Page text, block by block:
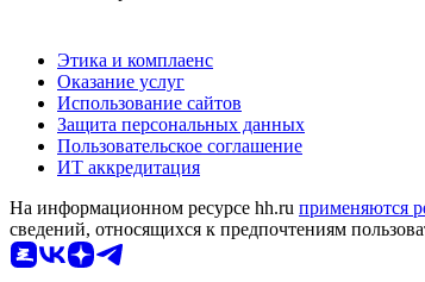
Этика и комплаенс
Оказание услуг
Использование сайтов
Защита персональных данных
Пользовательское соглашение
ИТ аккредитация
На информационном ресурсе hh.ru применяются
сведений, относящихся к предпочтениям